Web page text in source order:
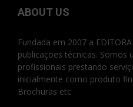
ABOUT US
Fundada em 2007 a
publicações técnicas. Somos
profissionais prestando
inicialmente como produto
Brochuras etc